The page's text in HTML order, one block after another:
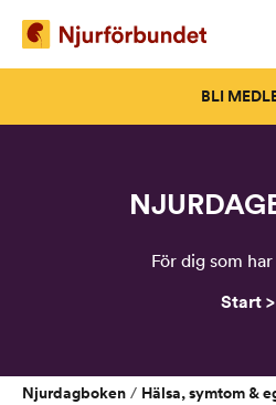
content
BLI
För dig som
Start >
Njurdagboken / Hälsa, symtom &